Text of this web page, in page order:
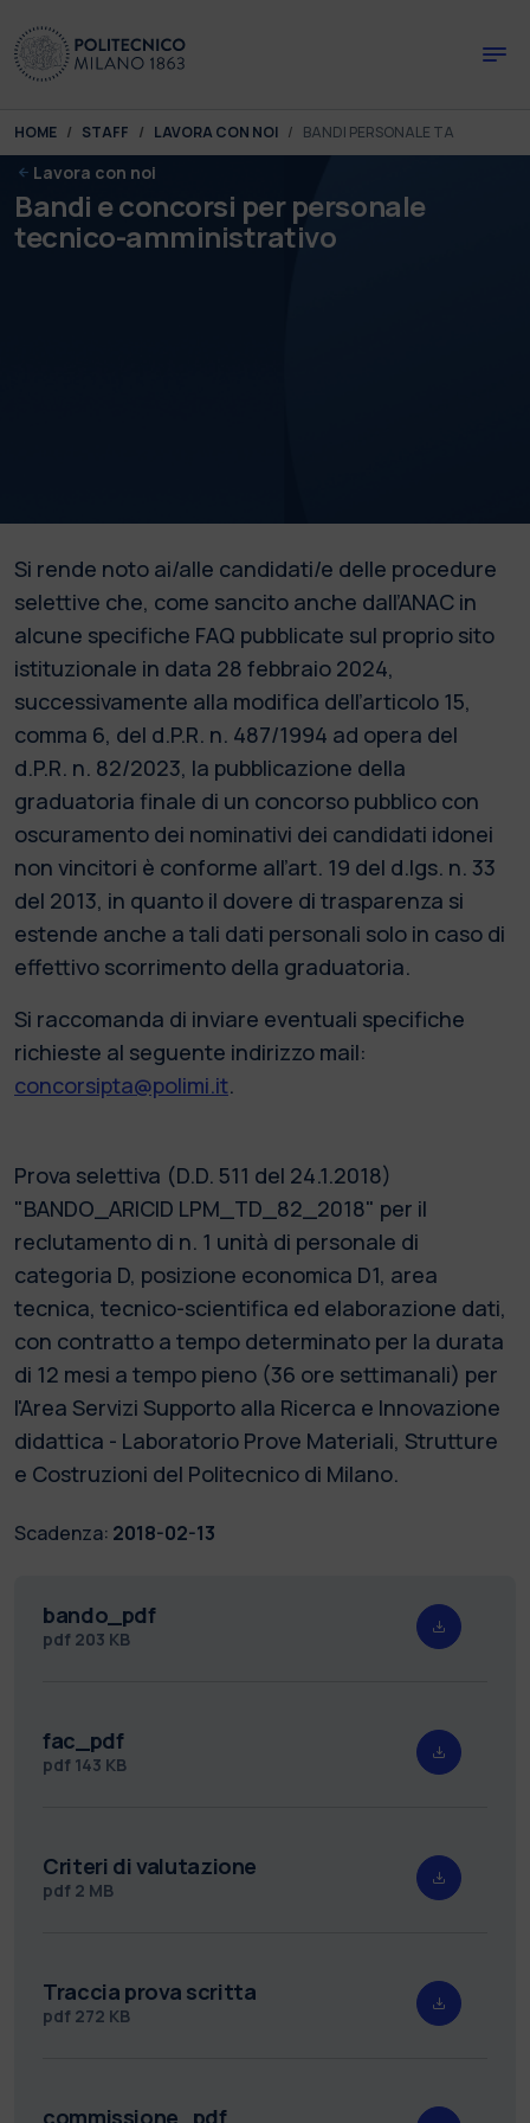
You are here:
HOME STAFF LAVORA CON NOI BANDI PERSONALE TA
Lavora con noi
Bandi e concorsi per personale
tecnico-amministrativo
Si rende noto ai/alle candidati/e delle procedure
selettive che, come sancito anche dall’ANAC in
alcune specifiche FAQ pubblicate sul proprio sito
istituzionale in data 28 febbraio 2024,
successivamente alla modifica dell’articolo 15,
comma 6, del d.P.R. n. 487/1994 ad opera del
d.P.R. n. 82/2023, la pubblicazione della
graduatoria finale di un concorso pubblico con
oscuramento dei nominativi dei candidati idonei
non vincitori è conforme all’art. 19 del d.lgs. n. 33
del 2013, in quanto il dovere di trasparenza si
estende anche a tali dati personali solo in caso di
effettivo scorrimento della graduatoria.
Si raccomanda di inviare eventuali specifiche
richieste al seguente indirizzo mail:
concorsipta@polimi.it.
Prova selettiva (D.D. 511 del 24.1.2018)
"BANDO_ARICID LPM_TD_82_2018" per il
reclutamento di n. 1 unità di personale di
categoria D, posizione economica D1, area
tecnica, tecnico-scientifica ed elaborazione dati,
con contratto a tempo determinato per la durata
di 12 mesi a tempo pieno (36 ore settimanali) per
l'Area Servizi Supporto alla Ricerca e Innovazione
didattica - Laboratorio Prove Materiali, Strutture
e Costruzioni del Politecnico di Milano.
Scadenza: 2018-02-13
bando_pdf
pdf 203 KB
fac_pdf
pdf 143 KB
Criteri di valutazione
pdf 2 MB
Traccia prova scritta
pdf 272 KB
commissione_pdf